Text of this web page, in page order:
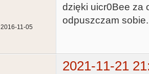
2016-11-05
dzięki uicr0Bee za
odpuszczam sobie.
2021-11-21